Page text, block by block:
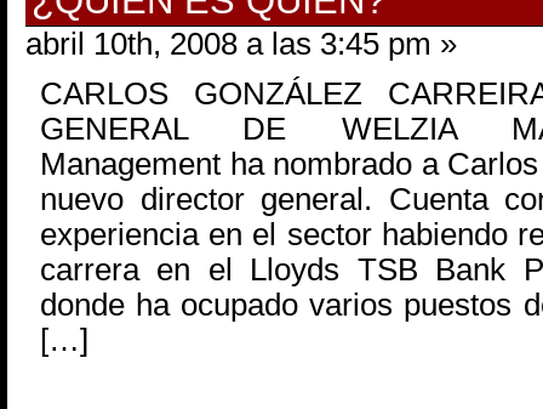
abril 10th, 2008 a las 3:45 pm »
CARLOS GONZÁLEZ
GENERAL DE WELZIA
Management ha nombrado a
nuevo director general. Cuenta
experiencia en el sector habiendo
carrera en el Lloyds TSB Bank
donde ha ocupado varios puestos
[…]